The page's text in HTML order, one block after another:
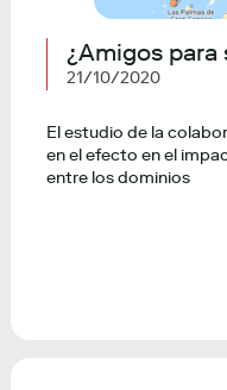
¿Amigos para
21/10/2020
El estudio de la
en el efecto en el
entre los dominios